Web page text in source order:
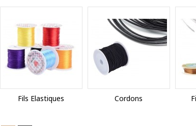
Fils Elastiques Cordons